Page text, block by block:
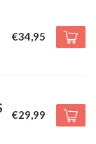
€34,95
€29,99